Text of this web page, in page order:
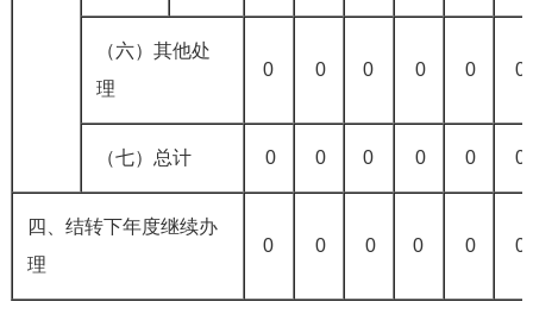
（六）其他处
理
0 0 0 0 0 0
（七）总计 0 0 0 0 0 0
四、结转下年度继续办
理
0 0 0 0 0 0